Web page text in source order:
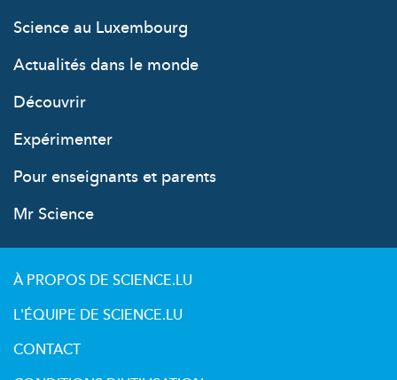
Science au Luxembourg
Actualités dans le monde
Découvrir
Expérimenter
Pour enseignants et parents
Mr Science
À PROPOS DE SCIENCE.LU
L'ÉQUIPE DE SCIENCE.LU
CONTACT